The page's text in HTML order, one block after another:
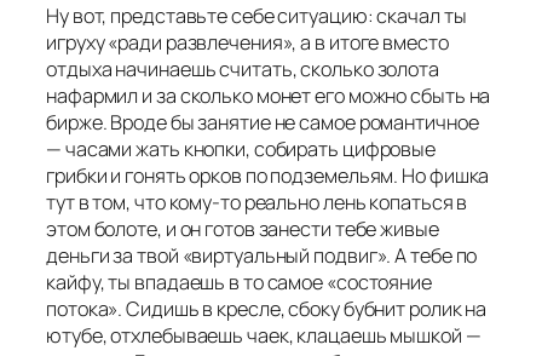
Ну вот, представьте себе ситуацию: скачал ты
игруху «ради развлечения», а в итоге вместо
отдыха начинаешь считать, сколько золота
нафармил и за сколько монет его можно сбыть на
бирже. Вроде бы занятие не самое романтичное
— часами жать кнопки, собирать цифровые
грибки и гонять орков по подземельям. Но фишка
тут в том, что кому-то реально лень копаться в
этом болоте, и он готов занести тебе живые
деньги за твой «виртуальный подвиг». А тебе по
кайфу, ты впадаешь в то самое «состояние
потока». Сидишь в кресле, сбоку бубнит ролик на
ютубе, отхлебываешь чаек, клацаешь мышкой —